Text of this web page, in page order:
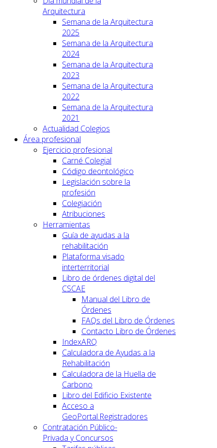
Arquitectura
Semana de la Arquitectura
2025
Semana de la Arquitectura
2024
Semana de la Arquitectura
2023
Semana de la Arquitectura
2022
Semana de la Arquitectura
2021
Actualidad Colegios
Área profesional
Ejercicio profesional
Carné Colegial
Código deontológico
Legislación sobre la
profesión
Colegiación
Atribuciones
Herramientas
Guía de ayudas a la
rehabilitación
Plataforma visado
interterritorial
Libro de órdenes digital del
CSCAE
Manual del Libro de
Órdenes
FAQs del Libro de Órdenes
Contacto Libro de Órdenes
IndexARQ
Calculadora de Ayudas a la
Rehabilitación
Calculadora de la Huella de
Carbono
Libro del Edificio Existente
Acceso a
GeoPortal.Registradores
Contratación Público-
Privada y Concursos